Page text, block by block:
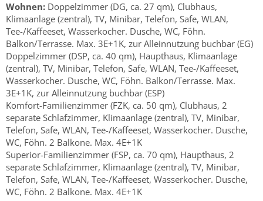
Wohnen: Doppelzimmer (DG, ca. 27 qm), Clubhaus,
Klimaanlage (zentral), TV, Minibar, Telefon, Safe, WLAN,
Tee-/Kaffeeset, Wasserkocher. Dusche, WC, Föhn.
Balkon/Terrasse. Max. 3E+1K, zur Alleinnutzung buchbar (EG)
Doppelzimmer (DSP, ca. 40 qm), Haupthaus, Klimaanlage
(zentral), TV, Minibar, Telefon, Safe, WLAN, Tee-/Kaffeeset,
Wasserkocher. Dusche, WC, Föhn. Balkon/Terrasse. Max.
3E+1K, zur Alleinnutzung buchbar (ESP)
Komfort-Familienzimmer (FZK, ca. 50 qm), Clubhaus, 2
separate Schlafzimmer, Klimaanlage (zentral), TV, Minibar,
Telefon, Safe, WLAN, Tee-/Kaffeeset, Wasserkocher. Dusche,
WC, Föhn. 2 Balkone. Max. 4E+1K
Superior-Familienzimmer (FSP, ca. 70 qm), Haupthaus, 2
separate Schlafzimmer, Klimaanlage (zentral), TV, Minibar,
Telefon, Safe, WLAN, Tee-/Kaffeeset, Wasserkocher. Dusche,
WC, Föhn. 2 Balkone. Max. 4E+1K